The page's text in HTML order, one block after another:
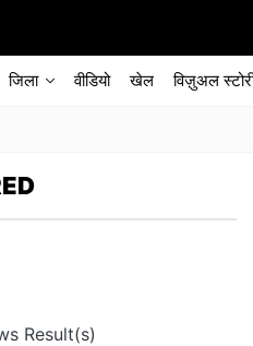
जिला वीडियो खेल विज़ुअल
Result(s)